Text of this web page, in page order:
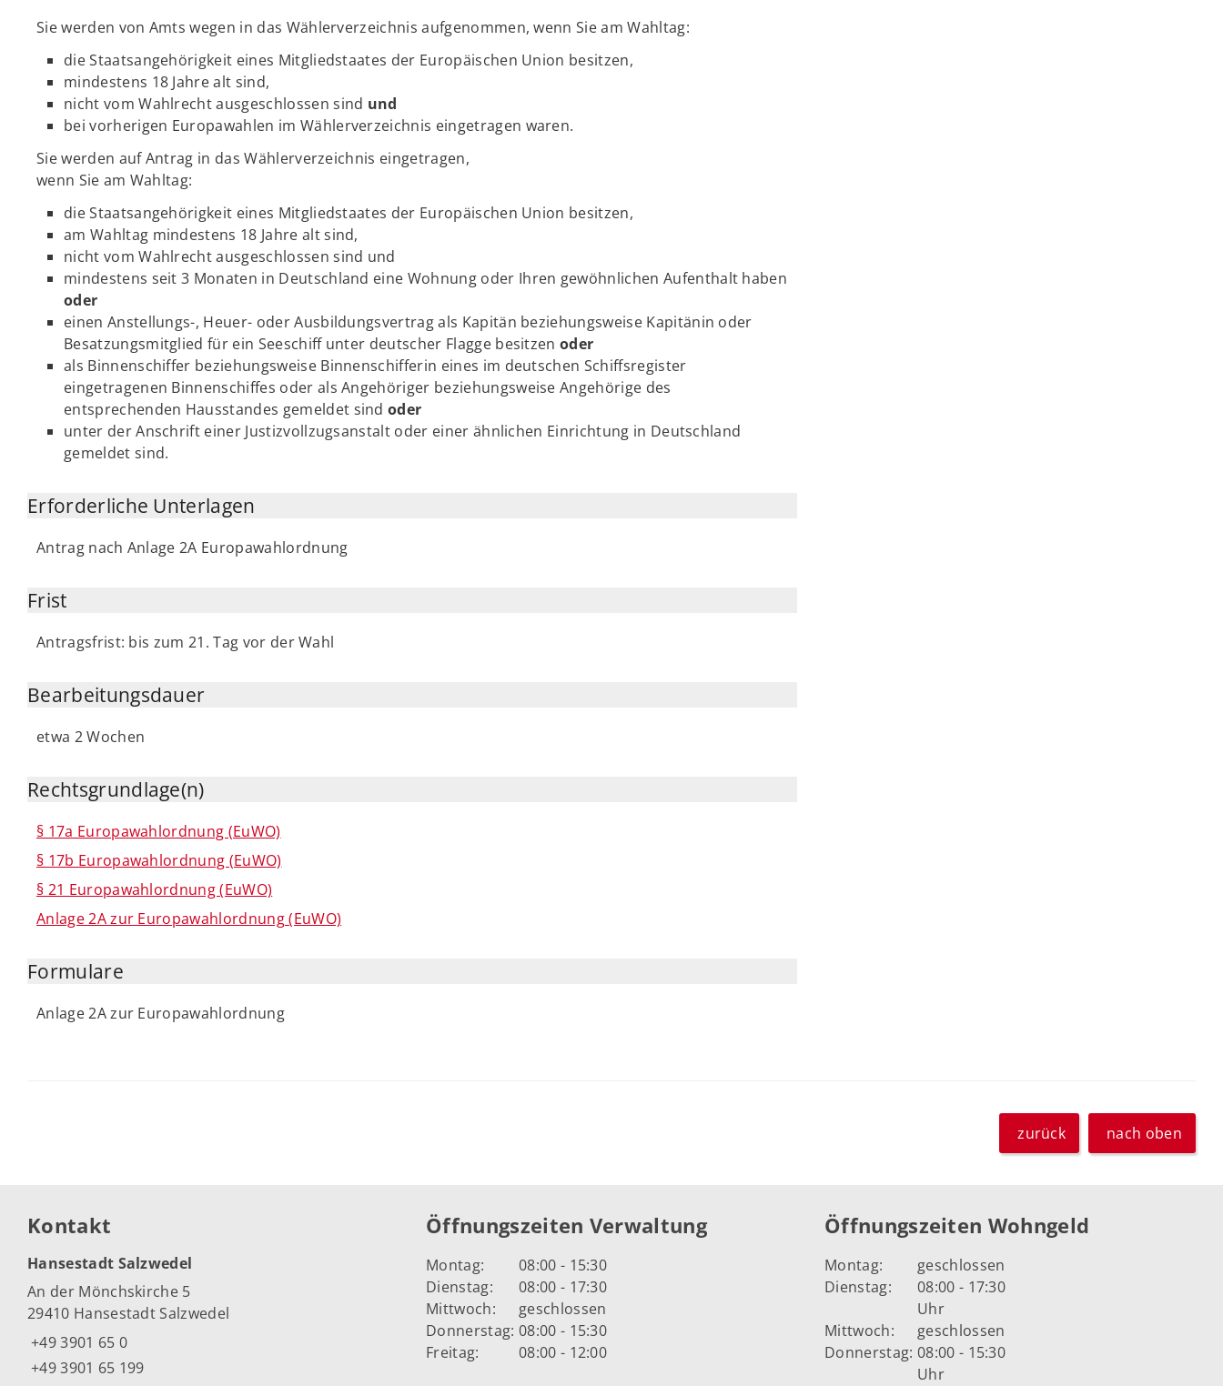
Sie werden von Amts wegen in das Wählerverzeichnis aufgenommen, wenn Sie am Wahltag:
die Staatsangehörigkeit eines Mitgliedstaates der Europäischen Union besitzen,
mindestens 18 Jahre alt sind,
nicht vom Wahlrecht ausgeschlossen sind und
bei vorherigen Europawahlen im Wählerverzeichnis eingetragen waren.
Sie werden auf Antrag in das Wählerverzeichnis eingetragen,
wenn Sie am Wahltag:
die Staatsangehörigkeit eines Mitgliedstaates der Europäischen Union besitzen,
am Wahltag mindestens 18 Jahre alt sind,
nicht vom Wahlrecht ausgeschlossen sind und
mindestens seit 3 Monaten in Deutschland eine Wohnung oder Ihren gewöhnlichen Aufenthalt haben
oder
einen Anstellungs-, Heuer- oder Ausbildungsvertrag als Kapitän beziehungsweise Kapitänin oder
Besatzungsmitglied für ein Seeschiff unter deutscher Flagge besitzenoder
als Binnenschiffer beziehungsweise Binnenschifferin eines im deutschen Schiffsregister
eingetragenen Binnenschiffes oder als Angehöriger beziehungsweise Angehörige des
entsprechenden Hausstandes gemeldet sindoder
unter der Anschrift einer Justizvollzugsanstalt oder einer ähnlichen Einrichtung in Deutschland
gemeldet sind.
Erforderliche Unterlagen
Antrag nach Anlage 2A Europawahlordnung
Frist
Antragsfrist: bis zum 21. Tag vor der Wahl
Bearbeitungsdauer
etwa 2 Wochen
Rechtsgrundlage(n)
§ 17a Europawahlordnung (EuWO)
§ 17b Europawahlordnung (EuWO)
§ 21 Europawahlordnung (EuWO)
Anlage 2A zur Europawahlordnung (EuWO)
Formulare
Anlage 2A zur Europawahlordnung
zurück nach oben
Kontakt
Hansestadt Salzwedel
An der Mönchskirche 5
29410 Hansestadt Salzwedel
+49 3901 65 0
+49 3901 65 199
Öffnungszeiten Verwaltung
Montag:
08:00 - 15:30
Dienstag:
08:00 - 17:30
Mittwoch:
geschlossen
Donnerstag: 08:00 - 15:30
Freitag:
08:00 - 12:00
Öffnungszeiten Wohngeld
Montag:
geschlossen
Dienstag:
08:00 - 17:30
Uhr
Mittwoch:
geschlossen
Donnerstag: 08:00 - 15:30
Uhr